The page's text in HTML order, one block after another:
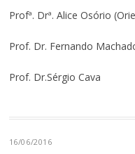
Profª. Drª. Alice Osório
Prof. Dr. Fernando
Prof. Dr.Sérgio Cava
16/06/2016